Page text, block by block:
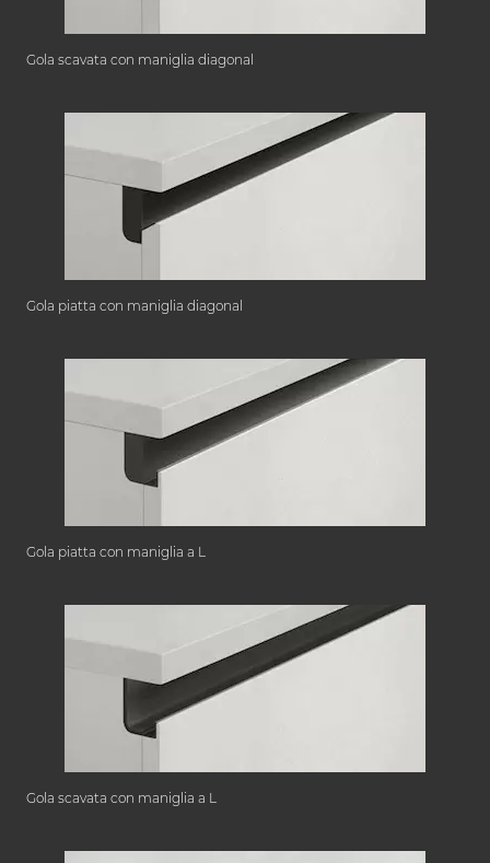
Gola scavata con maniglia diagonal
Gola piatta con maniglia diagonal
Gola piatta con maniglia a L
Gola scavata con maniglia a L